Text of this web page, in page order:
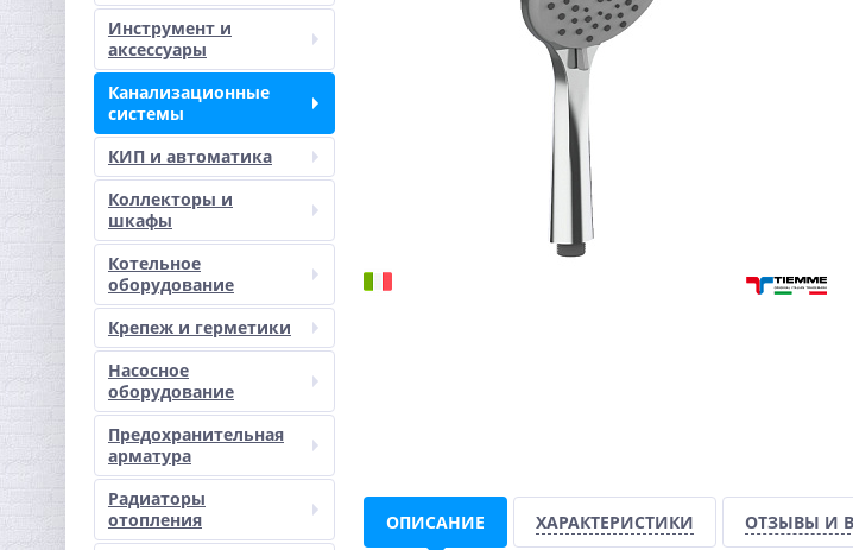
Инструмент и
аксессуары
Канализационные
системы
КИП и автоматика
Коллекторы и
шкафы
Котельное
оборудование
Крепеж и герметики
Насосное
оборудование
Предохранительная
арматура
Радиаторы
отопления
ОПИСАНИЕ ХАРАКТЕРИСТИКИ ОТЗЫВЫ И